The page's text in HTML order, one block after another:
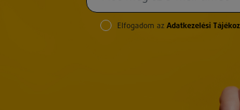
Elfogadom az Adatkezelési